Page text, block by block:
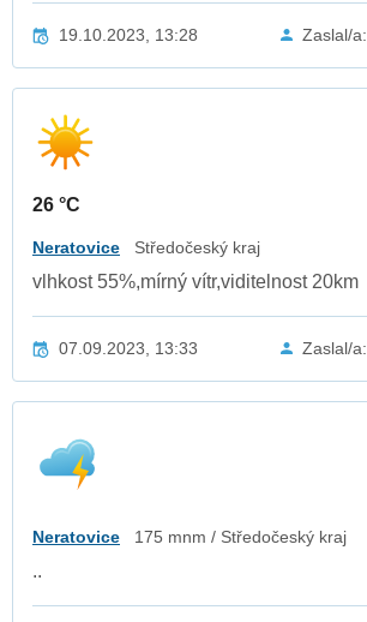
19.10.2023, 13:28 Zaslal/a:
26 °C
Neratovice Středočeský kraj
vlhkost 55%,mírný vítr,viditelnost 20km
07.09.2023, 13:33 Zaslal/a:
Neratovice 175 mnm / Středočeský kraj
..